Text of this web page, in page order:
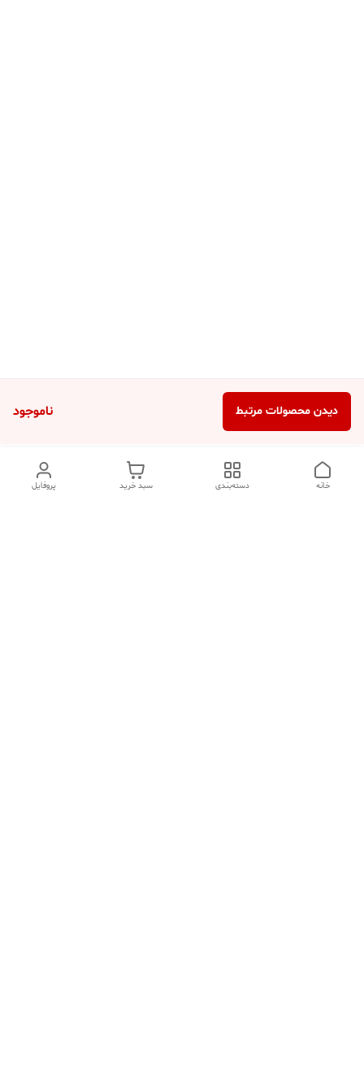
ناموجود دیدن محصولات مرتبط
پروفایل سبد خرید دسته‌بندی خانه